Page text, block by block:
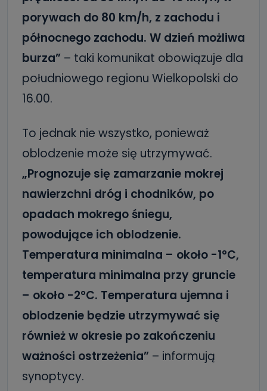
porywach do 80 km/h, z zachodu i
północnego zachodu. W dzień możliwa
burza” – taki komunikat obowiązuje dla
południowego regionu Wielkopolski do
16.00.
To jednak nie wszystko, ponieważ
oblodzenie może się utrzymywać.
„Prognozuje się zamarzanie mokrej
nawierzchni dróg i chodników, po
opadach mokrego śniegu,
powodujące ich oblodzenie.
Temperatura minimalna – około -1°C,
temperatura minimalna przy gruncie
– około -2°C. Temperatura ujemna i
oblodzenie będzie utrzymywać się
również w okresie po zakończeniu
ważności ostrzeżenia” – informują
synoptycy.